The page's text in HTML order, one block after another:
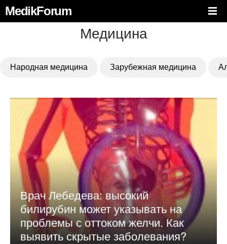
MedikForum
Медицина
Народная медицина Зарубежная медицина
Врач Лебедева: высокий
билирубин может указывать на
проблемы с оттоком желчи. Как
выявить скрытые заболевания?